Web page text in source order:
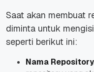
Saat akan membuat
diminta untuk
seperti berikut ini:
Nama